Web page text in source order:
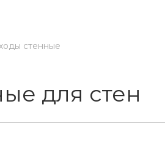
стенные
для стен